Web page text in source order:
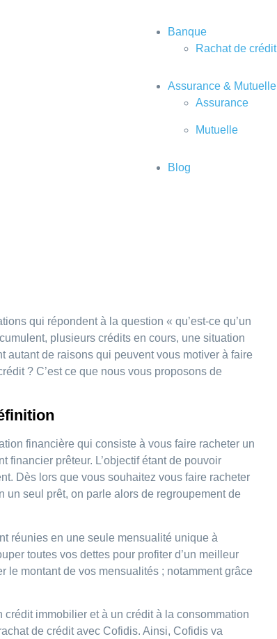
Banque
Rachat de crédit
Assurance & Mutuelle
Assurance
Mutuelle
Blog
qui répondent à la question « qu’est-ce qu’un
plusieurs crédits en cours, une situation
de raisons qui peuvent vous motiver à faire
? C’est ce que nous vous proposons de
financière qui consiste à vous faire racheter un
financier prêteur. L’objectif étant de pouvoir
Dès lors que vous souhaitez vous faire racheter
seul prêt, on parle alors de regroupement de
réunies en une seule mensualité unique à
toutes vos dettes pour profiter d’un meilleur
le montant de vos mensualités ; notamment grâce
immobilier et à un crédit à la consommation
de crédit avec Cofidis. Ainsi, Cofidis va